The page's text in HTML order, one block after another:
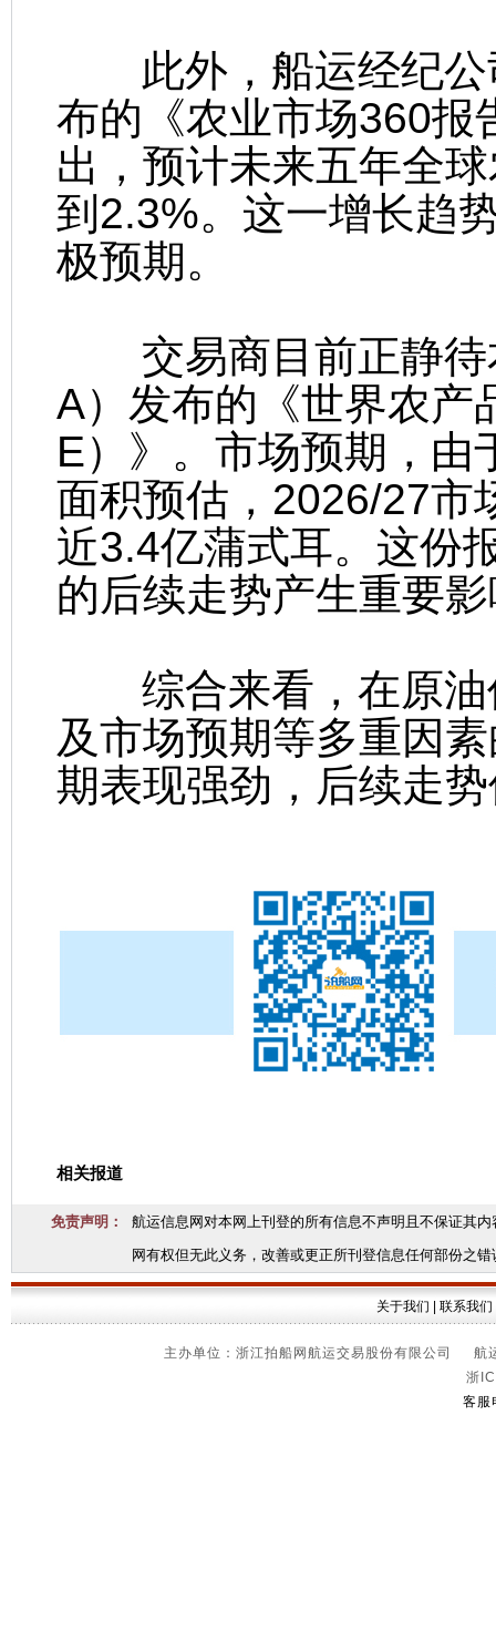
此外，船运经纪公
布的《农业市场360报
出，预计未来五年全
到2.3%。这一增长趋
极预期。
交易商目前正静待
A）发布的《世界农产
E）》。市场预期，由
面积预估，2026/27市
近3.4亿蒲式耳。这份
的后续走势产生重要
综合来看，在原油
及市场预期等多重因
期表现强劲，后续走
相关报道
免责声明：
航运信息网对本网上刊登的所有信息不声明且不保证其
网有权但无此义务，改善或更正所刊登信息任何部份之错
关于我们 联系我们
主办单位：浙江拍船网航运交易股份有限公司
浙
客服